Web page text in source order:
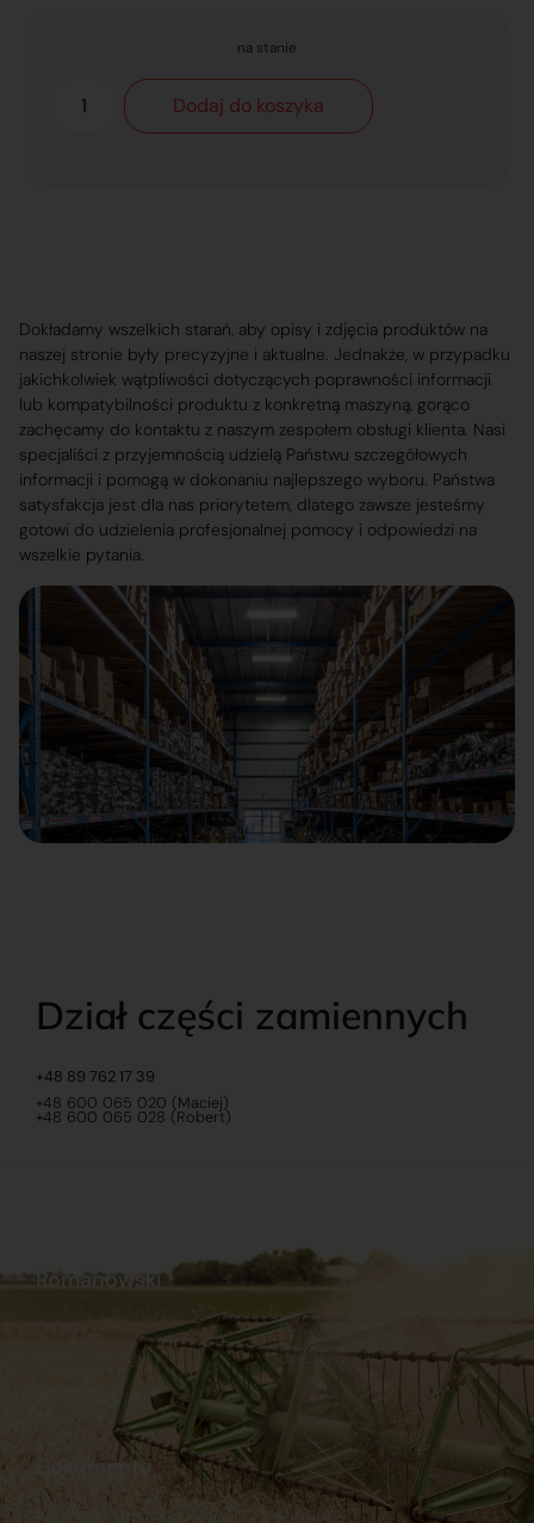
na stanie
Dodaj do koszyka
Dokładamy wszelkich starań, aby opisy i zdjęcia produktów na
naszej stronie były precyzyjne i aktualne. Jednakże, w przypadku
jakichkolwiek wątpliwości dotyczących poprawności informacji
lub kompatybilności produktu z konkretną maszyną, gorąco
zachęcamy do kontaktu z naszym zespołem obsługi klienta. Nasi
specjaliści z przyjemnością udzielą Państwu szczegółowych
informacji i pomogą w dokonaniu najlepszego wyboru. Państwa
satysfakcja jest dla nas priorytetem, dlatego zawsze jesteśmy
gotowi do udzielenia profesjonalnej pomocy i odpowiedzi na
wszelkie pytania.
Dział części zamiennych
+48 89 762 17 39
+48 600 065 020 (Maciej)
+48 600 065 028 (Robert)
Dokumenty
Regulamin Dostawy
Romanowski
Sklep internetowy
Praca
Ubezpieczenia